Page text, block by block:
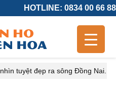
HOTLINE: 0834 00 66 88
tuyệt đẹp ra sông Đồng Nai.